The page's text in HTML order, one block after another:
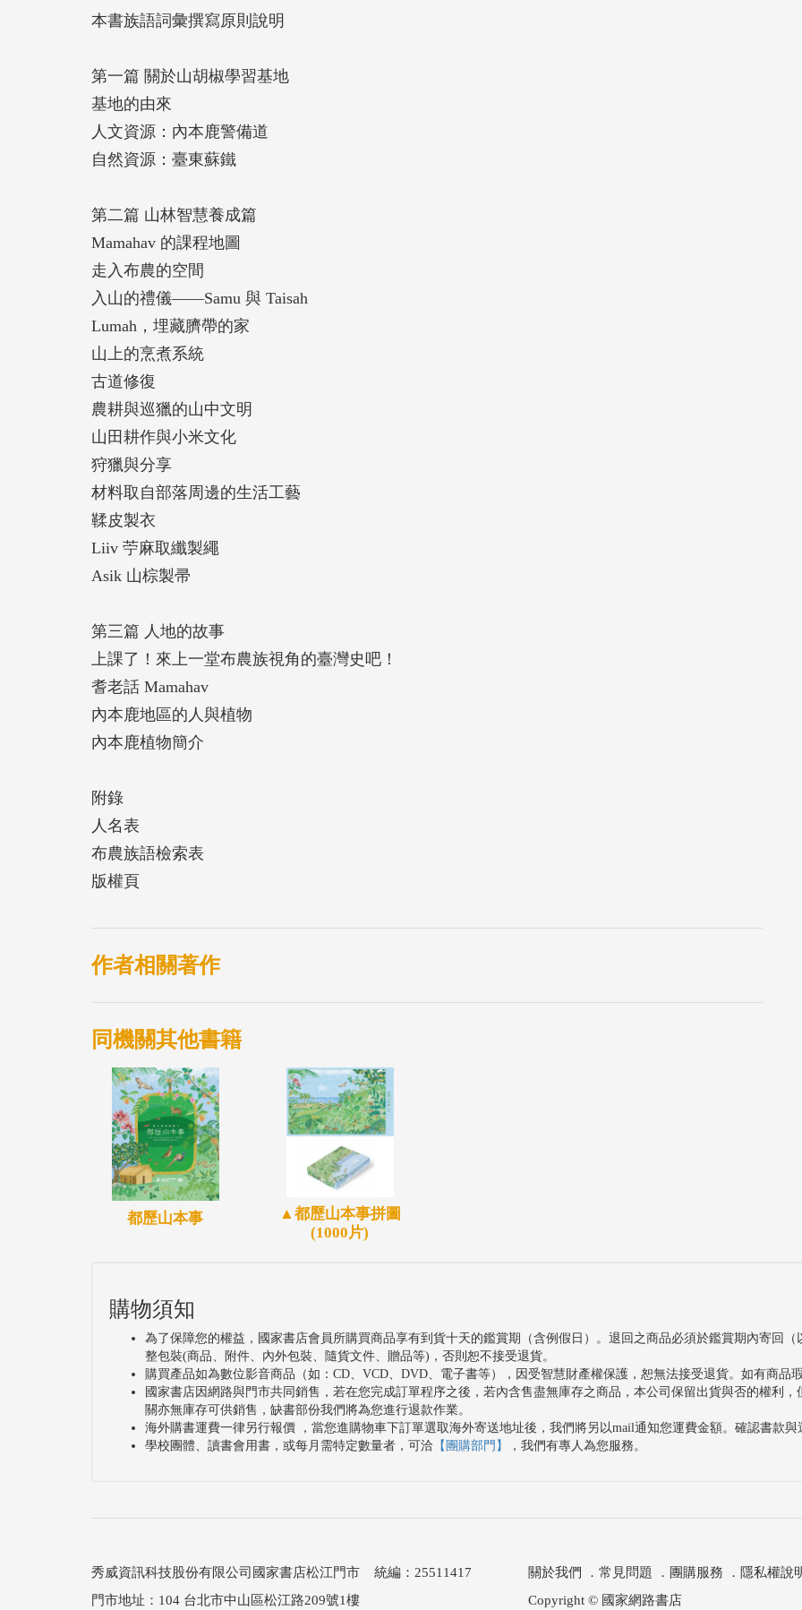
本書族語詞彙撰寫原則說明
第一篇 關於山胡椒學習基地
基地的由來
人文資源：內本鹿警備道
自然資源：臺東蘇鐵
第二篇 山林智慧養成篇
Mamahav 的課程地圖
走入布農的空間
入山的禮儀——Samu 與 Taisah
Lumah，埋藏臍帶的家
山上的烹煮系統
古道修復
農耕與巡獵的山中文明
山田耕作與小米文化
狩獵與分享
材料取自部落周邊的生活工藝
鞣皮製衣
Liiv 苧麻取纖製繩
Asik 山棕製帚
第三篇 人地的故事
上課了！來上一堂布農族視角的臺灣史吧！
耆老話 Mamahav
內本鹿地區的人與植物
內本鹿植物簡介
附錄
人名表
布農族語檢索表
版權頁
作者相關著作
同機關其他書籍
都歷山本事
▲都歷山本事拼圖
(1000片)
購物須知
為了保障您的權益，國家書店會員所購買商品享有到貨十天的鑑賞期（含例假日）。退回之商品必須於鑑賞期內寄回
整包裝(商品、附件、內外包裝、隨貨文件、贈品等)，否則恕不接受退貨。
購買產品如為數位影音商品（如：CD、VCD、DVD、電子書等），因受智慧財產權保護，恕無法接受退貨。如有商品
國家書店因網路與門市共同銷售，若在您完成訂單程序之後，若內含售盡無庫存之商品，本公司保留出貨與否的權利
關亦無庫存可供銷售，缺書部份我們將為您進行退款作業。
海外購書運費一律另行報價 ，當您進購物車下訂單選取海外寄送地址後，我們將另以mail通知您運費金額。確認書款
學校團體、讀書會用書，或每月需特定數量者，可洽 【團購部門】 ，我們有專人為您服務。
秀威資訊科技股份有限公司國家書店松江門市 統編：25511417
門市地址：104 台北市中山區松江路209號1樓
關於我們 ． 常見問題 ． 團購服務 ． 隱私權說
Copyright © 國家網路書店